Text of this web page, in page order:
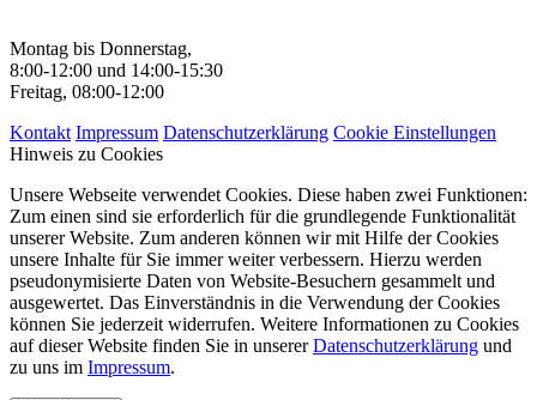
Montag bis Donnerstag,
8:00-12:00 und 14:00-15:30
Freitag, 08:00-12:00
Kontakt Impressum Datenschutzerklärung Cookie Einstellungen
Hinweis zu Cookies
Unsere Webseite verwendet Cookies. Diese haben zwei Funktionen:
Zum einen sind sie erforderlich für die grundlegende Funktionalität
unserer Website. Zum anderen können wir mit Hilfe der Cookies
unsere Inhalte für Sie immer weiter verbessern. Hierzu werden
pseudonymisierte Daten von Website-Besuchern gesammelt und
ausgewertet. Das Einverständnis in die Verwendung der Cookies
können Sie jederzeit widerrufen. Weitere Informationen zu Cookies
auf dieser Website finden Sie in unsererDatenschutzerklärung und
zu uns im Impressum.